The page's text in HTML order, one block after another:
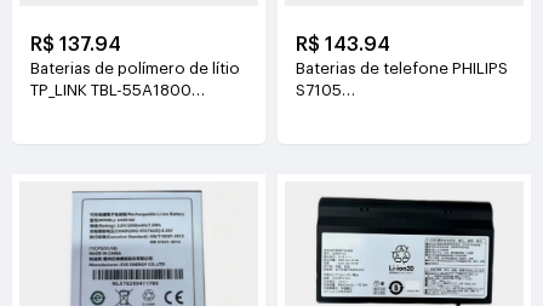
R$ 137.94
Baterias de polímero de lítio
TP_LINK TBL-55A1800
R$ 143.94
Baterias de telefone PHILIPS
S7105